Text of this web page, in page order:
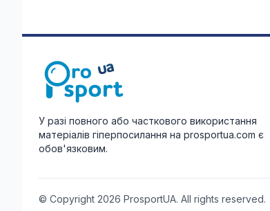
У разі повного або часткового використання
матеріалів гіперпосилання на prosportua.com є
обов'язковим.
© Copyright 2026 ProsportUA. All rights reserved.